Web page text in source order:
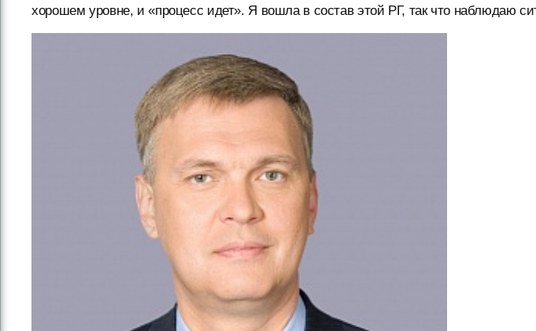
хорошем уровне, и «процесс идет». Я вошла в состав этой РГ, так что наблюдаю